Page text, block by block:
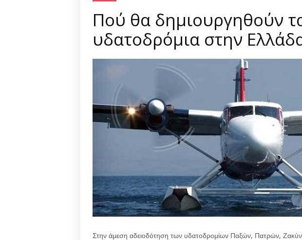
Πού θα δημιουργηθούν
υδατοδρόμια στην
Στην άμεση αδειοδότηση των υδατοδρομίων Παξών, Πατρών,